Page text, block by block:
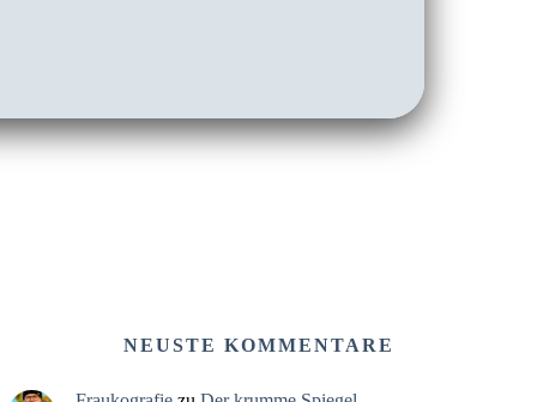
NEUSTE KOMMENTARE